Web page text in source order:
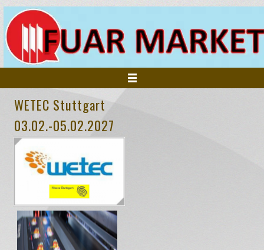
ANASAYFA
KURUMSAL
HİZMETLERİMİZ
WETEC Stuttgart
03.02.-05.02.2027